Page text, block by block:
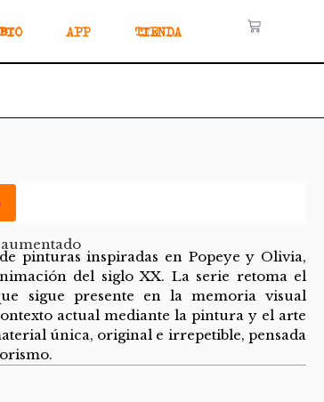
APP TIENDA
pinturas inspiradas en Popeye y Olivia,
del siglo XX. La serie retoma el
sigue presente en la memoria visual
actual mediante la pintura y el arte
única, original e irrepetible, pensada